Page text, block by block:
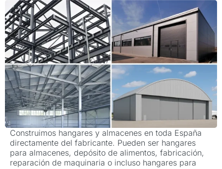
Construimos hangares y almacenes en toda España
directamente del fabricante. Pueden ser hangares
para almacenes, depósito de alimentos, fabricación,
reparación de maquinaria o incluso hangares para